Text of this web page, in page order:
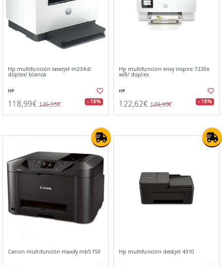
Hp multifunción laserjet m234d/
dúplex/ blanca
HP
118,99€ 145,55€ - 18%
Hp multifunción envy inspire 7220e
wifi/ dúplex
HP
122,62€ 149,99€ - 18%
Canon multifunción maxify mb5150 Hp multifunción deskjet 4310